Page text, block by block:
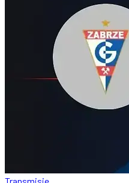
Transmisje